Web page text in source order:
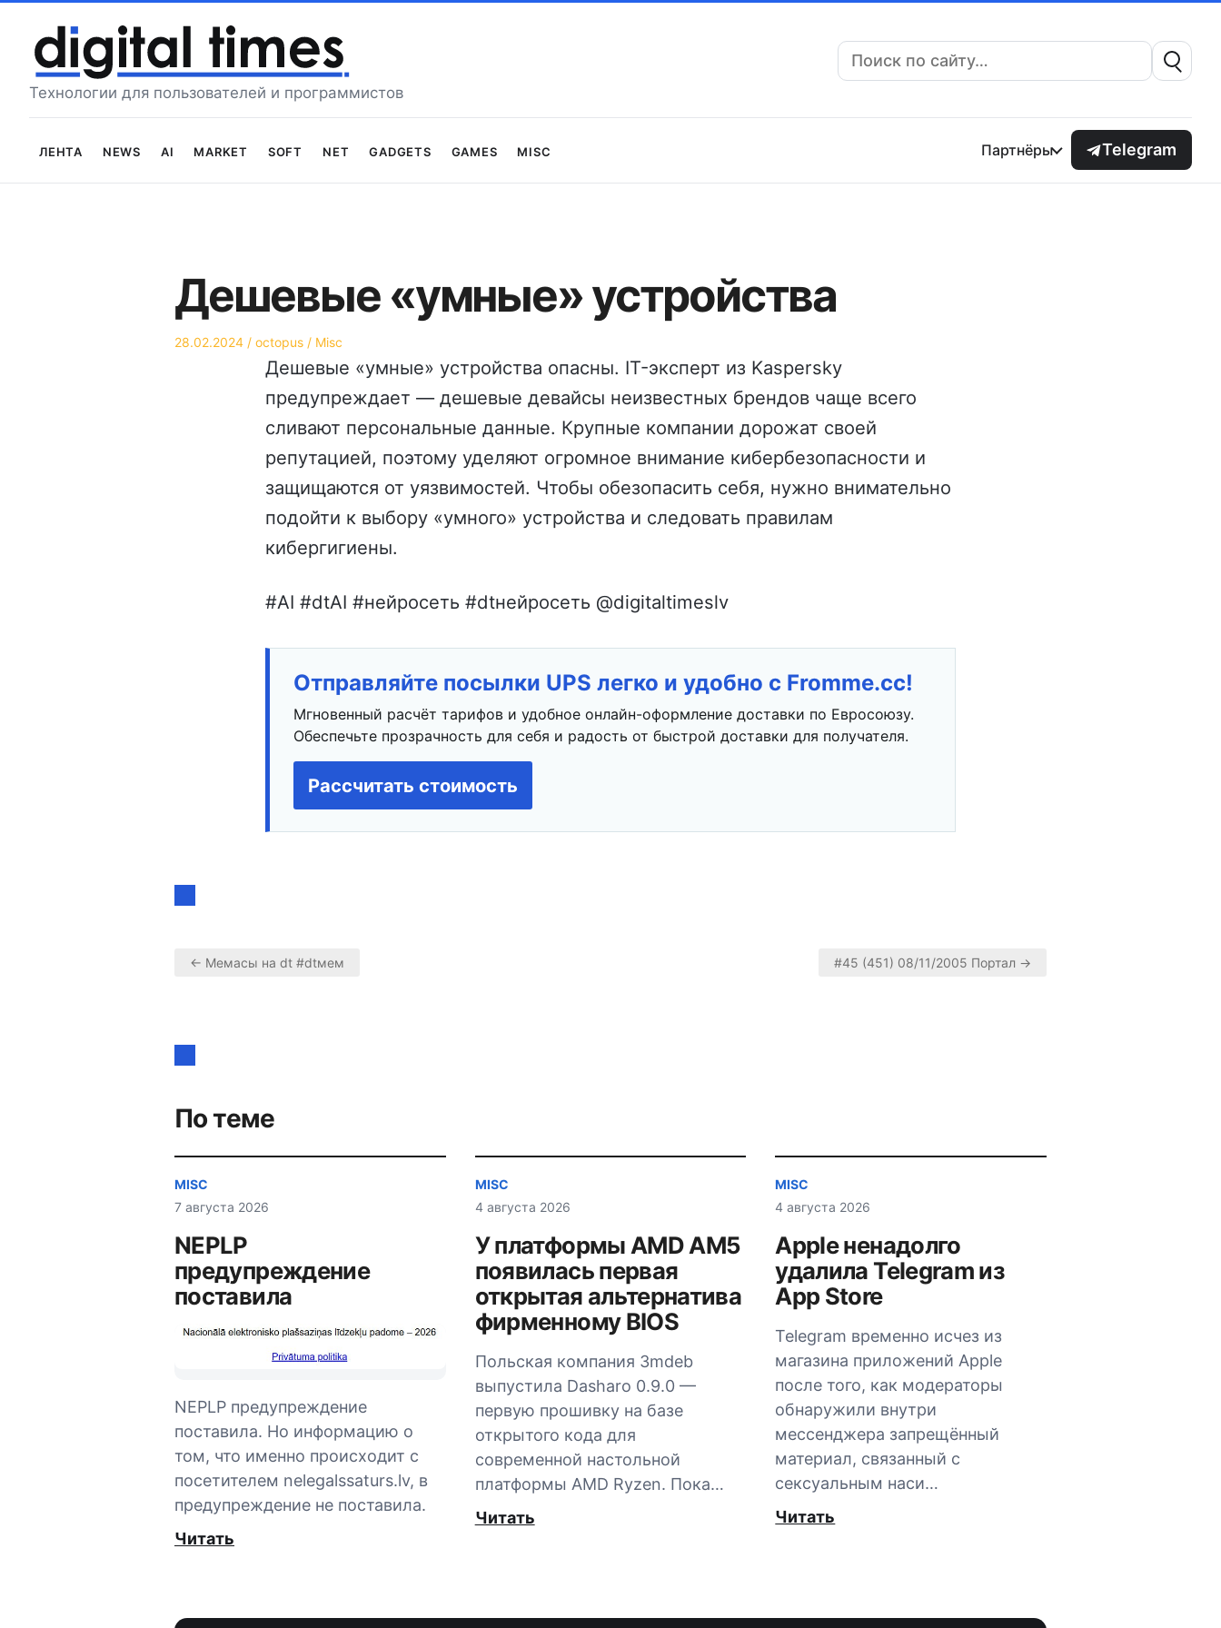
содержимому
Технологии для пользователей и программистов
Поиск:
Лента News AI Market Soft Net Gadgets Games Misc Партнёры Telegram
Дешевые «умные» устройства
Опубликовано
28.02.2024 Автор
octopus
Опубликовано
Misc
Дешевые «умные» устройства опасны. IT-эксперт из Kaspersky
предупреждает — дешевые девайсы неизвестных брендов чаще всего
сливают персональные данные. Крупные компании дорожат своей
репутацией, поэтому уделяют огромное внимание кибербезопасности и
защищаются от уязвимостей. Чтобы обезопасить себя, нужно внимательно
подойти к выбору «умного» устройства и следовать правилам
кибергигиены.
#AI #dtAI #нейросеть #dtнейросеть @digitaltimeslv
Отправляйте посылки UPS легко и удобно с Fromme.cc!
Мгновенный расчёт тарифов и удобное онлайн-оформление доставки по Евросоюзу.
Обеспечьте прозрачность для себя и радость от быстрой доставки для получателя.
Рассчитать стоимость
по
записям
← Мемасы на dt #dtмем #45 (451) 08/11/2005 Портал →
По теме
MISC
7 августа 2026
NEPLP
предупреждение
поставила
NEPLP предупреждение
поставила. Но информацию о
том, что именно происходит с
посетителем nelegalssaturs.lv, в
предупреждение не поставила.
Читать
MISC
4 августа 2026
У платформы AMD AM5
появилась первая
открытая альтернатива
фирменному BIOS
Польская компания 3mdeb
выпустила Dasharo 0.9.0 —
первую прошивку на базе
открытого кода для
современной настольной
платформы AMD Ryzen. Пока…
Читать
MISC
4 августа 2026
Apple ненадолго
удалила Telegram из
App Store
Telegram временно исчез из
магазина приложений Apple
после того, как модераторы
обнаружили внутри
мессенджера запрещённый
материал, связанный с
сексуальным наси…
Читать